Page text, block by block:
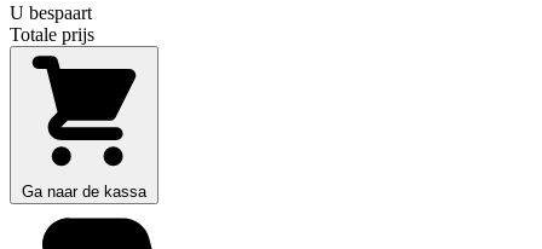
U bespaart
Totale prijs
Ga naar de kassa